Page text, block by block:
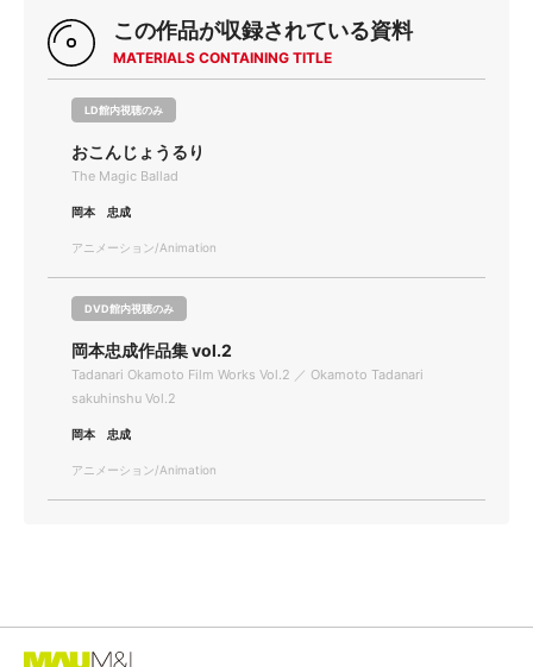
この作品が収録されている資料
MATERIALS CONTAINING TITLE
LD館内視聴のみ
おこんじょうるり
The Magic Ballad
岡本 忠成
アニメーション/Animation
DVD館内視聴のみ
岡本忠成作品集 vol.2
Tadanari Okamoto Film Works Vol.2 ／ Okamoto Tadanari
sakuhinshu Vol.2
岡本 忠成
アニメーション/Animation